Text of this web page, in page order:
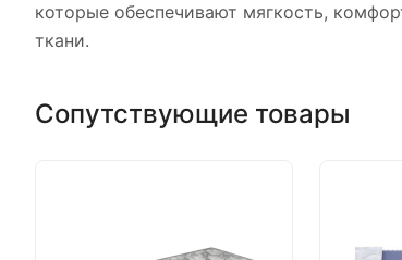
которые обеспечивают мягкость,
ткани.
Сопутствующие товары